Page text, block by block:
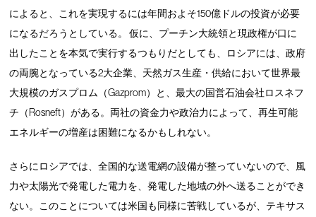
によると、これを実現するには年間およそ150億ドルの投資が必要
になるだろうとしている。 仮に、プーチン大統領と現政権が口に
出したことを本気で実行するつもりだとしても、ロシアには、政府
の両腕となっている2大企業、天然ガス生産・供給において世界最
大規模のガスプロム（Gazprom）と、最大の国営石油会社ロスネフ
チ（Rosneft）がある。両社の資金力や政治力によって、再生可能
エネルギーの増産は困難になるかもしれない。
さらにロシアでは、全国的な送電網の設備が整っていないので、風
力や太陽光で発電した電力を、発電した地域の外へ送ることができ
ない。このことについては米国も同様に苦戦しているが、テキサス